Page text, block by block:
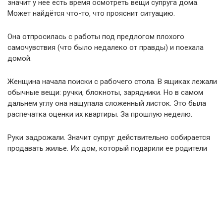
значит у неё есть время осмотреть вещи супруга дома.
Может найдётся что-то, что прояснит ситуацию.
Она отпросилась с работы под предлогом плохого
самочувствия (что было недалеко от правды) и поехала
домой.
Женщина начала поиски с рабочего стола. В ящиках лежали
обычные вещи: ручки, блокноты, зарядники. Но в самом
дальнем углу она нащупала сложенный листок. Это была
распечатка оценки их квартиры. За прошлую неделю.
Руки задрожали. Значит супруг действительно собирается
продавать жилье. Их дом, который подарили ее родители